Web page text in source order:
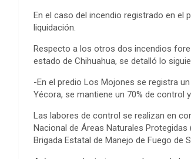
En el caso del incendio registrado en el
liquidación.
Respecto a los otros dos incendios
estado de Chihuahua, se detalló lo
-En el predio Los Mojones se registra
Yécora, se mantiene un 70% de control
Las labores de control se realizan en
Nacional de Áreas Naturales Protegidas
Brigada Estatal de Manejo de Fuego de